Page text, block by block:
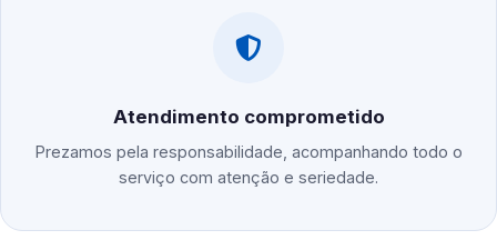
Atendimento comprometido
Prezamos pela responsabilidade, acompanhando todo o
serviço com atenção e seriedade.